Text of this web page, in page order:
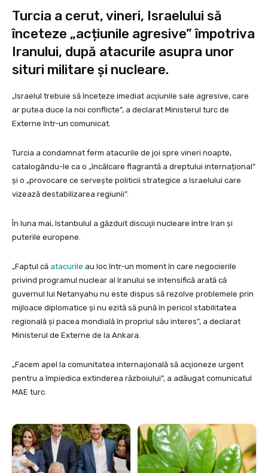
Turcia a cerut, vineri, Israelului să
înceteze „acțiunile agresive” împotriva
Iranului, după atacurile asupra unor
situri militare și nucleare.
„Israelul trebuie să înceteze imediat acţiunile sale agresive, care
ar putea duce la noi conflicte”, a declarat Ministerul turc de
Externe într-un comunicat.
Turcia a condamnat ferm atacurile de joi spre vineri noapte,
catalogându-le ca o „încălcare flagrantă a dreptului internațional”
și o „provocare ce servește politicii strategice a Israelului care
vizează destabilizarea regiunii”.
În luna mai, Istanbulul a găzduit discuţii nucleare între Iran şi
puterile europene.
„Faptul că atacurile au loc într-un moment în care negocierile
privind programul nuclear al Iranului se intensifică arată că
guvernul lui Netanyahu nu este dispus să rezolve problemele prin
mijloace diplomatice şi nu ezită să pună în pericol stabilitatea
regională şi pacea mondială în propriul său interes”, a declarat
Ministerul de Externe de la Ankara.
„Facem apel la comunitatea internaţională să acţioneze urgent
pentru a împiedica extinderea războiului”, a adăugat comunicatul
MAE turc.